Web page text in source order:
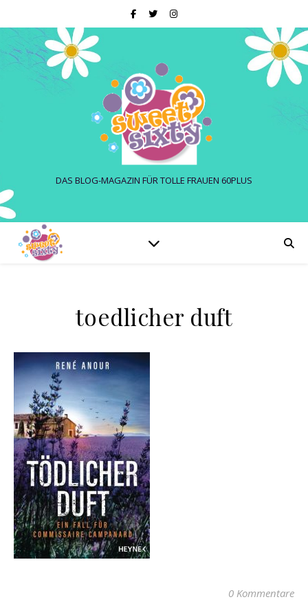
DAS BLOG-MAGAZIN FÜR TOLLE FRAUEN 60PLUS
toedlicher duft
0 Kommentare